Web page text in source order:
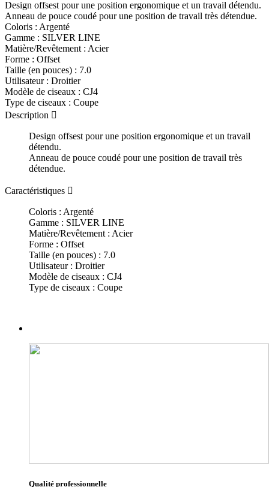
Design offsest pour une position ergonomique et un travail détendu.
Anneau de pouce coudé pour une position de travail très détendue.
Coloris : Argenté
Gamme : SILVER LINE
Matière/Revêtement : Acier
Forme : Offset
Taille (en pouces) : 7.0
Utilisateur : Droitier
Modèle de ciseaux : CJ4
Type de ciseaux : Coupe
Description 
Design offsest pour une position ergonomique et un travail
détendu.
Anneau de pouce coudé pour une position de travail très
détendue.
Caractéristiques 
Coloris : Argenté
Gamme : SILVER LINE
Matière/Revêtement : Acier
Forme : Offset
Taille (en pouces) : 7.0
Utilisateur : Droitier
Modèle de ciseaux : CJ4
Type de ciseaux : Coupe
Qualité professionnelle